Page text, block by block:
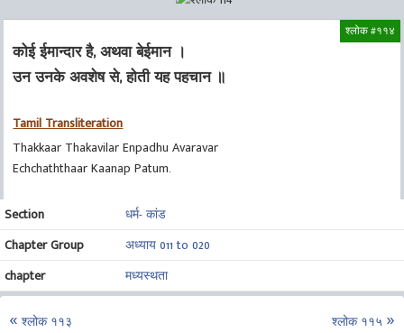
श्लोक #११४
कोई ईमान्दार है, अथवा बेईमान ।
उन उनके अवशेष से, होती यह पहचान ॥
Tamil Transliteration
Thakkaar Thakavilar Enpadhu Avaravar
Echchaththaar Kaanap Patum.
Section
धर्म- कांड
Chapter Group
अध्याय 011 to 020
chapter
मध्यस्थता
श्लोक ११३ श्लोक ११५